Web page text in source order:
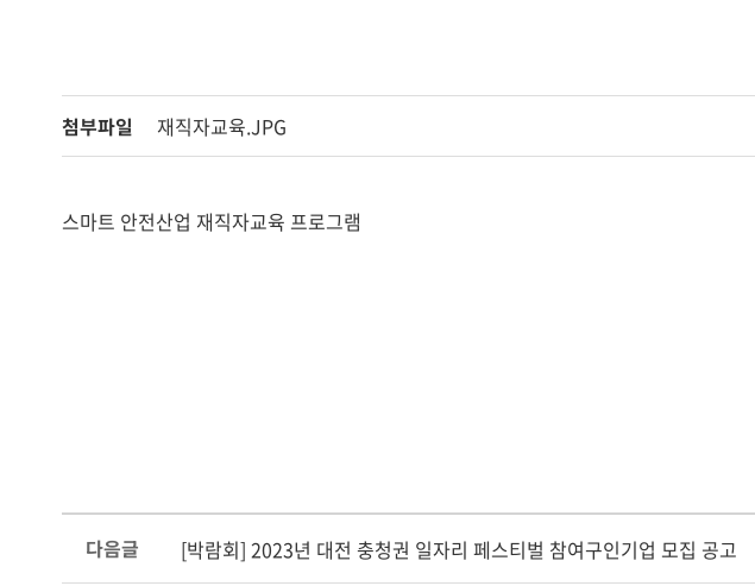
첨부파일 재직자교육.JPG
스마트 안전산업 재직자교육 프로그램
다음글 [박람회] 2023년 대전 충청권 일자리 페스티벌 참여구인기업 모집 공고